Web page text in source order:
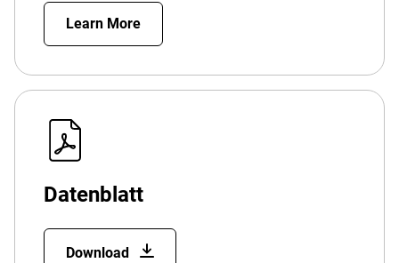
Learn More
Datenblatt
Download